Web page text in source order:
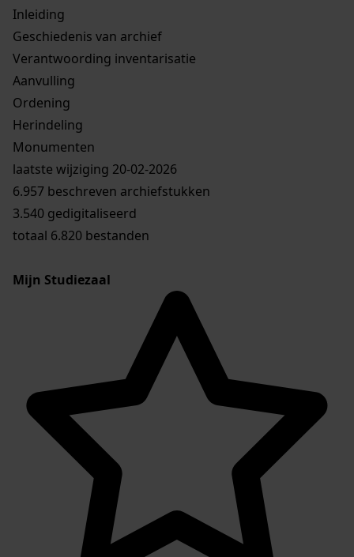
Inleiding
Geschiedenis van archief
Verantwoording inventarisatie
Aanvulling
Ordening
Herindeling
Monumenten
laatste wijziging 20-02-2026
6.957 beschreven archiefstukken
3.540 gedigitaliseerd
totaal 6.820 bestanden
Mijn Studiezaal